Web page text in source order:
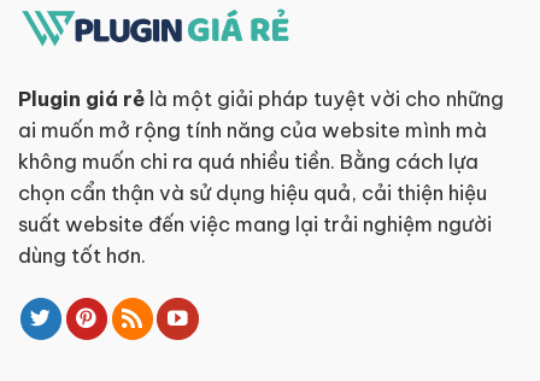
Plugin giá rẻ là một giải pháp tuyệt vời cho những
ai muốn mở rộng tính năng của website mình mà
không muốn chi ra quá nhiều tiền. Bằng cách lựa
chọn cẩn thận và sử dụng hiệu quả, cải thiện hiệu
suất website đến việc mang lại trải nghiệm người
dùng tốt hơn.